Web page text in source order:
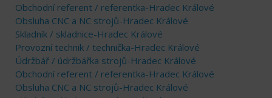
Obchodní referent / referentka-Hradec Králové
Obsluha CNC a NC strojů-Hradec Králové
Skladník / skladnice-Hradec Králové
Provozní technik / technička-Hradec Králové
Údržbář / údržbářka strojů-Hradec Králové
Obchodní referent / referentka-Hradec Králové
Obsluha CNC a NC strojů-Hradec Králové